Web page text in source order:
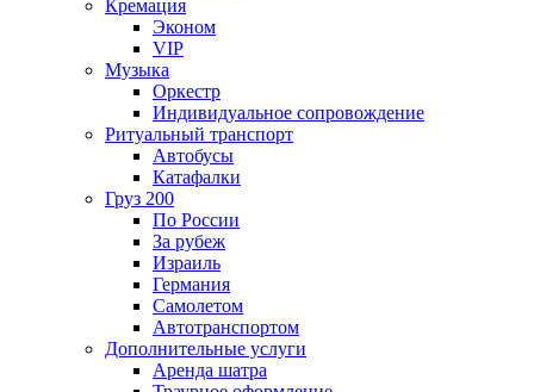
Кремация
Эконом
VIP
Музыка
Оркестр
Индивидуальное сопровождение
Ритуальный транспорт
Автобусы
Катафалки
Груз 200
По России
За рубеж
Израиль
Германия
Самолетом
Автотранспортом
Дополнительные услуги
Аренда шатра